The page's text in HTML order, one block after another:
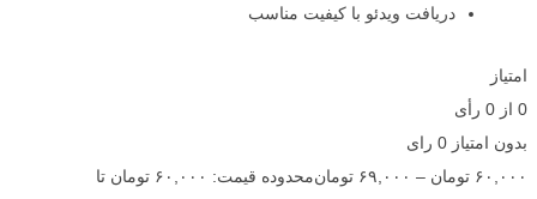
دریافت ویدئو با کیفیت مناسب
امتیاز
0 از 0 رأی
بدون امتیاز 0 رای
۶۰,۰۰۰ تومان – ۶۹,۰۰۰ تومان
محدوده قیمت: ۶۰,۰۰۰ تومان تا